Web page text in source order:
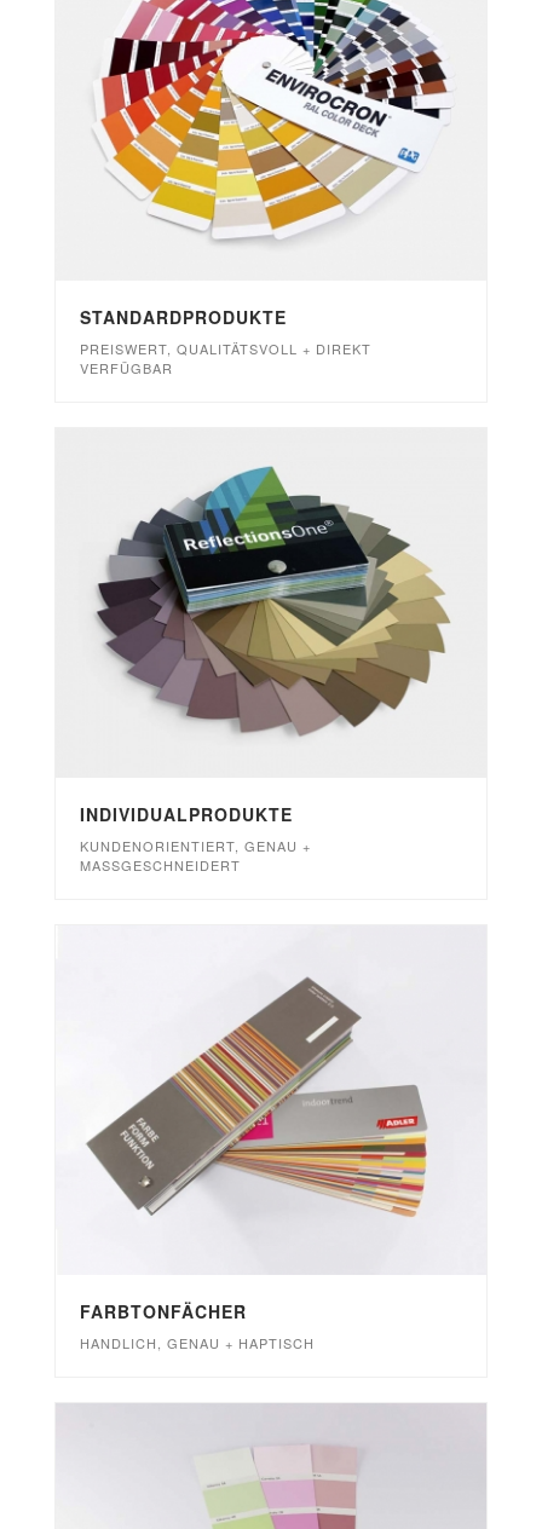
STANDARDPRODUKTE
PREISWERT, QUALITÄTSVOLL + DIREKT
VERFÜGBAR
INDIVIDUALPRODUKTE
KUNDENORIENTIERT, GENAU +
MASSGESCHNEIDERT
FARBTONFÄCHER
HANDLICH, GENAU + HAPTISCH